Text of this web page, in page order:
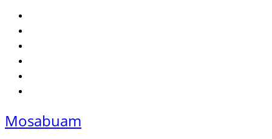
Zum
Inhalt
springen
Mosabuam